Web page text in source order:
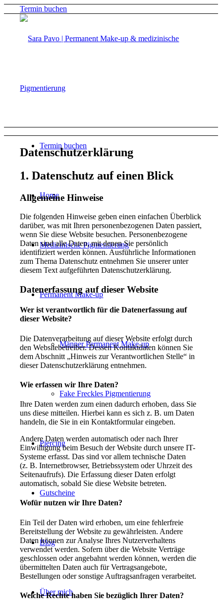
Termin buchen
Termin buchen
Home
Medizinische Pigmentierung
Permanent Make-up
Männer Permanent Make-up
Fake Freckles Pigmentierung
Piercing
Gutscheine
Blog
Über mich
Datenschutz­erklärung
1. Datenschutz auf einen Blick
Allgemeine Hinweise
Die folgenden Hinweise geben einen einfachen Überblick
darüber, was mit Ihren personenbezogenen Daten passiert,
wenn Sie diese Website besuchen. Personenbezogene
Daten sind alle Daten, mit denen Sie persönlich
identifiziert werden können. Ausführliche Informationen
zum Thema Datenschutz entnehmen Sie unserer unter
diesem Text aufgeführten Datenschutzerklärung.
Datenerfassung auf dieser Website
Wer ist verantwortlich für die Datenerfassung auf
dieser Website?
Die Datenverarbeitung auf dieser Website erfolgt durch
den Websitebetreiber. Dessen Kontaktdaten können Sie
dem Abschnitt „Hinweis zur Verantwortlichen Stelle“ in
dieser Datenschutzerklärung entnehmen.
Wie erfassen wir Ihre Daten?
Ihre Daten werden zum einen dadurch erhoben, dass Sie
uns diese mitteilen. Hierbei kann es sich z. B. um Daten
handeln, die Sie in ein Kontaktformular eingeben.
Andere Daten werden automatisch oder nach Ihrer
Einwilligung beim Besuch der Website durch unsere IT-
Systeme erfasst. Das sind vor allem technische Daten
(z. B. Internetbrowser, Betriebssystem oder Uhrzeit des
Seitenaufrufs). Die Erfassung dieser Daten erfolgt
automatisch, sobald Sie diese Website betreten.
Wofür nutzen wir Ihre Daten?
Ein Teil der Daten wird erhoben, um eine fehlerfreie
Bereitstellung der Website zu gewährleisten. Andere
Daten können zur Analyse Ihres Nutzerverhaltens
verwendet werden. Sofern über die Website Verträge
geschlossen oder angebahnt werden können, werden die
übermittelten Daten auch für Vertragsangebote,
Bestellungen oder sonstige Auftragsanfragen verarbeitet.
Welche Rechte haben Sie bezüglich Ihrer Daten?